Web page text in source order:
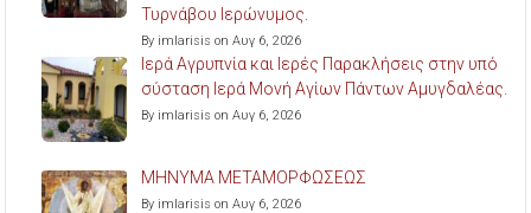
Τυρνάβου Ιερώνυμος.
By imlarisis on Αυγ 6, 2026
Ιερά Αγρυπνία και Ιερές Παρακλήσεις στην υπό
σύσταση Ιερά Μονή Αγίων Πάντων Αμυγδαλέας.
By imlarisis on Αυγ 6, 2026
ΜΗΝΥΜΑ ΜΕΤΑΜΟΡΦΩΣΕΩΣ
By imlarisis on Αυγ 6, 2026